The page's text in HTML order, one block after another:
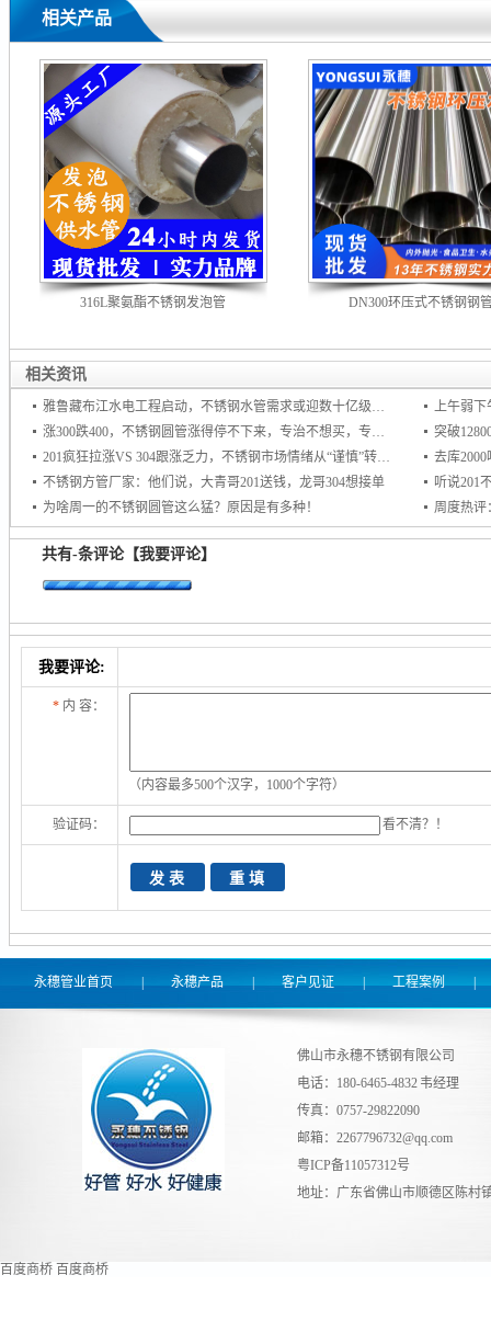
相关产品
316L聚氨酯不锈钢发泡管 DN300环压式不锈钢钢
相关资讯
雅鲁藏布江水电工程启动，不锈钢水管需求或迎数十亿级增量市场
上午弱下
涨300跌400，不锈钢圆管涨得停不下来，专治不想买，专杀不敢买！
201疯狂拉涨VS 304跟涨乏力，不锈钢市场情绪从“谨慎”转向“追涨
去库
不锈钢方管厂家：他们说，大青哥201送钱，龙哥304想接单
听说201
为啥周一的不锈钢圆管这么猛？原因是有多种！
周度热评
共有-条评论【我要评论】
我要评论:
* 内 容：
（内容最多500个汉字，1000个字符）
验证码： 看不清？！
永穗管业首页 永穗产品 | 客户见证 | 工程案例 |
佛山市永穗不锈钢有限公司
电话：180-6465-4832 韦经理
传真：0757-29822090
邮箱：2267796732@qq.com
粤ICP备11057312号
地址：广东省佛山市顺德区陈
百度商桥 百度商桥